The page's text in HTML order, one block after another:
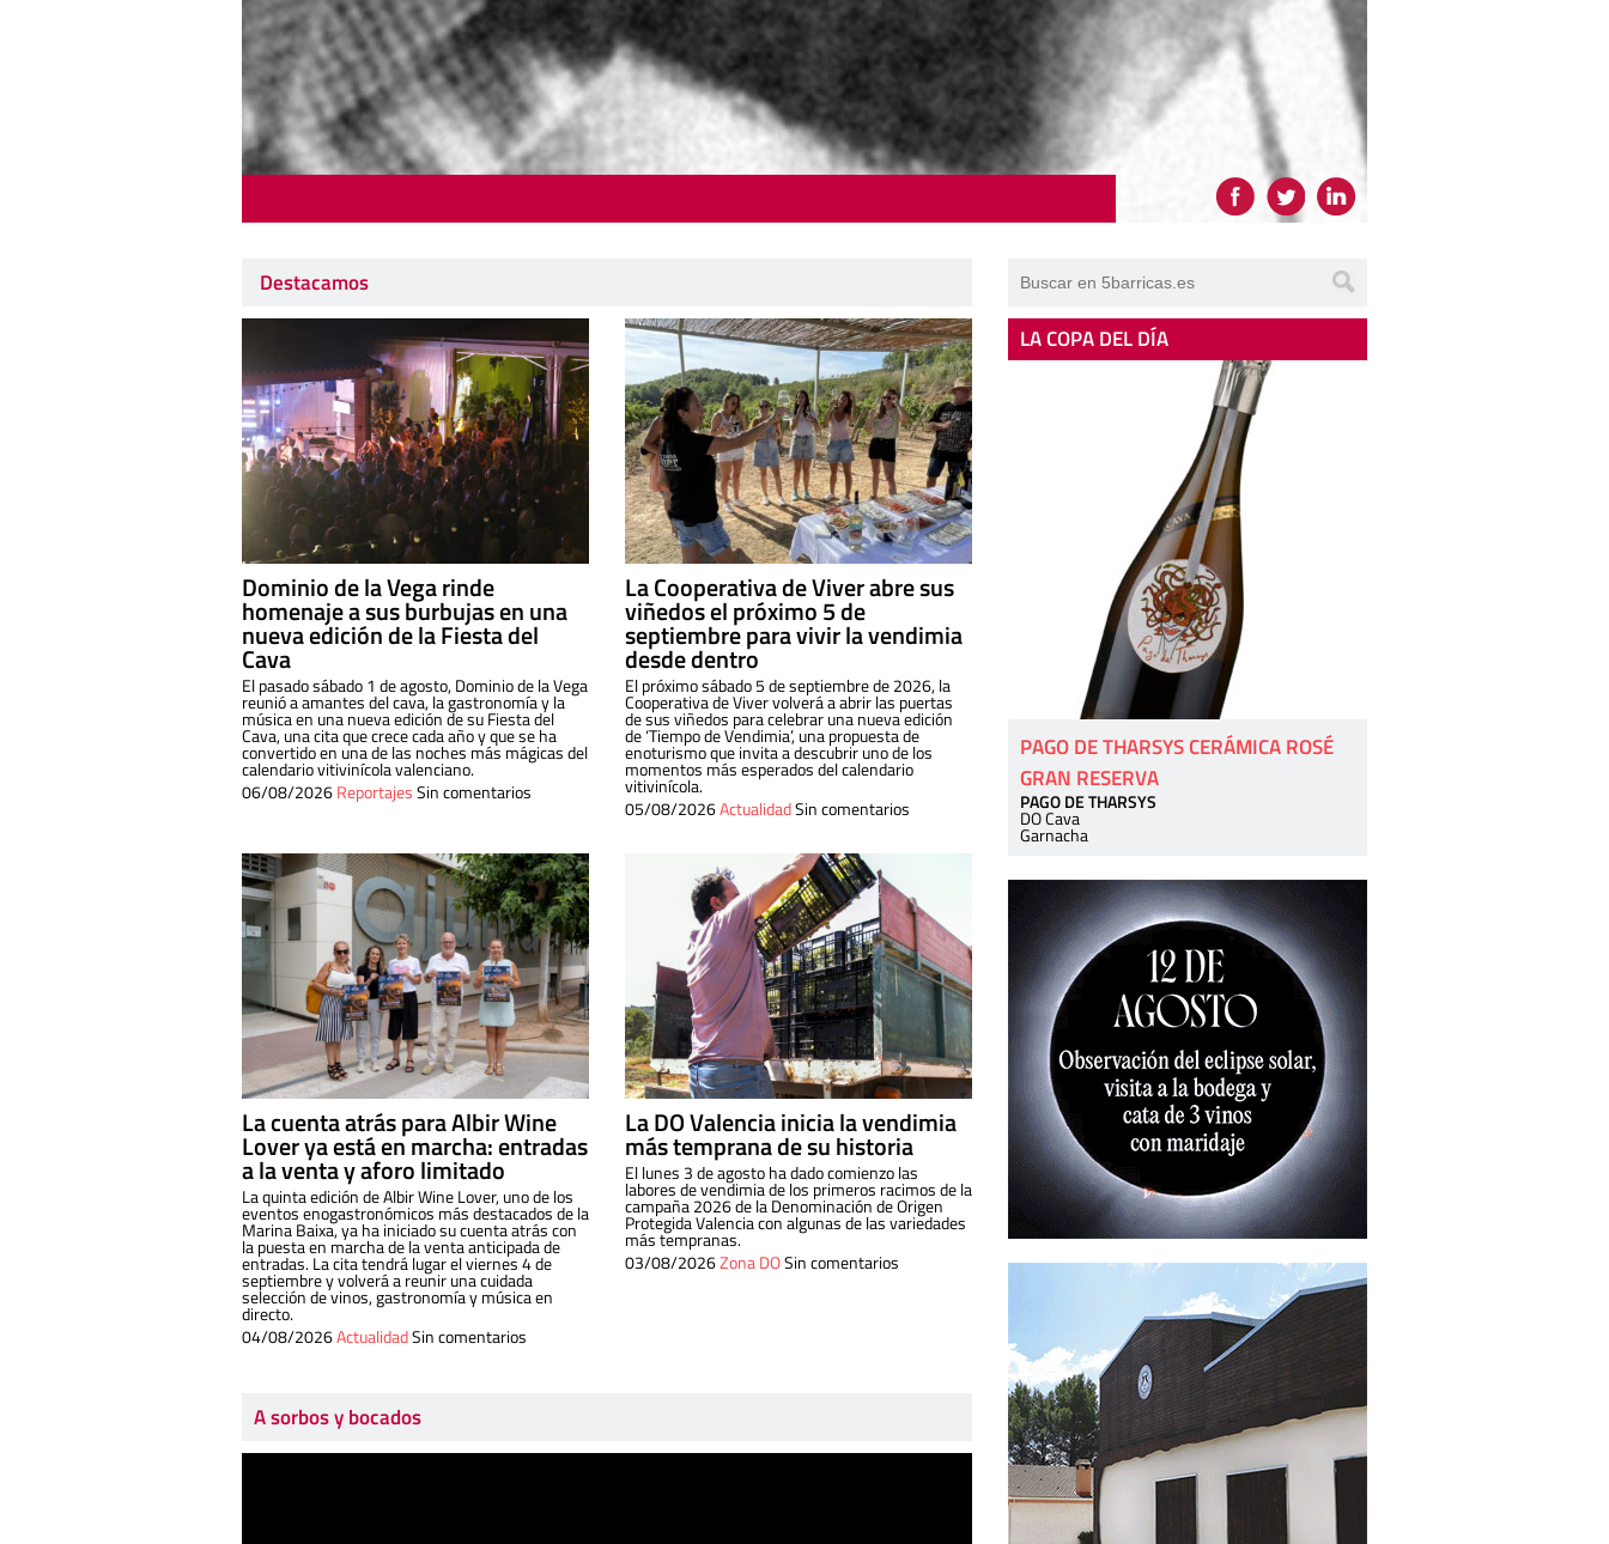
Destacamos
Dominio de la Vega rinde
homenaje a sus burbujas en una
nueva edición de la Fiesta del
Cava
El pasado sábado 1 de agosto, Dominio de la Vega
reunió a amantes del cava, la gastronomía y la
música en una nueva edición de su Fiesta del
Cava, una cita que crece cada año y que se ha
convertido en una de las noches más mágicas del
calendario vitivinícola valenciano.
06/08/2026ReportajesSin comentarios
La Cooperativa de Viver abre sus
viñedos el próximo 5 de
septiembre para vivir la vendimia
desde dentro
El próximo sábado 5 de septiembre de 2026, la
Cooperativa de Viver volverá a abrir las puertas
de sus viñedos para celebrar una nueva edición
de ‘Tiempo de Vendimia’, una propuesta de
enoturismo que invita a descubrir uno de los
momentos más esperados del calendario
vitivinícola.
05/08/2026ActualidadSin comentarios
La cuenta atrás para Albir Wine
Lover ya está en marcha: entradas
a la venta y aforo limitado
La quinta edición de Albir Wine Lover, uno de los
eventos enogastronómicos más destacados de la
Marina Baixa, ya ha iniciado su cuenta atrás con
la puesta en marcha de la venta anticipada de
entradas. La cita tendrá lugar el viernes 4 de
septiembre y volverá a reunir una cuidada
selección de vinos, gastronomía y música en
directo.
04/08/2026ActualidadSin comentarios
La DO Valencia inicia la vendimia
más temprana de su historia
El lunes 3 de agosto ha dado comienzo las
labores de vendimia de los primeros racimos de la
campaña 2026 de la Denominación de Origen
Protegida Valencia con algunas de las variedades
más tempranas.
03/08/2026Zona DOSin comentarios
A sorbos y bocados
LA COPA DEL DÍA
PAGO DE THARSYS CERÁMICA ROSÉ
GRAN RESERVA
PAGO DE THARSYS
DO Cava
Garnacha